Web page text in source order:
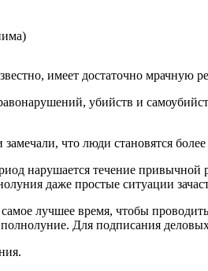
имеет достаточно мрачную
убийств и
что люди становятся
нарушается течение
даже простые ситуации
самое лучшее время, чтобы
полнолуние. Для подписания